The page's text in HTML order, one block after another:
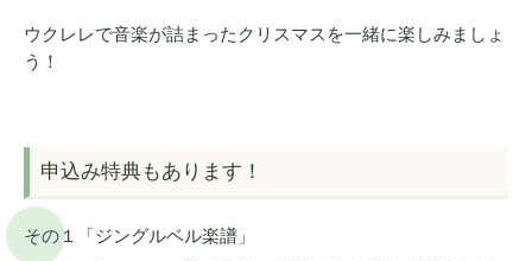
ウクレレで音楽が詰まったクリスマスを一緒に楽しみましょ
う！
申込み特典もあります！
その１「ジングルベル楽譜」